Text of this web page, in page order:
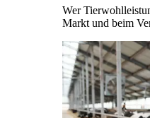
Wer
Markt und beim